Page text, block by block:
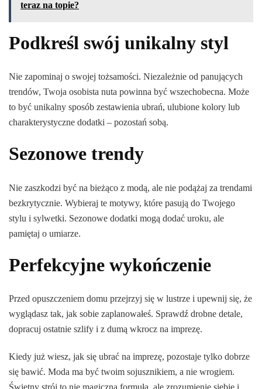
teraz na topie?
Podkreśl swój unikalny styl
Nie zapominaj o swojej tożsamości. Niezależnie od panujących
trendów, Twoja osobista nuta powinna być wszechobecna. Może
to być unikalny sposób zestawienia ubrań, ulubione kolory lub
charakterystyczne dodatki – pozostań sobą.
Sezonowe trendy
Nie zaszkodzi być na bieżąco z modą, ale nie podążaj za trendami
bezkrytycznie. Wybieraj te motywy, które pasują do Twojego
stylu i sylwetki. Sezonowe dodatki mogą dodać uroku, ale
pamiętaj o umiarze.
Perfekcyjne wykończenie
Przed opuszczeniem domu przejrzyj się w lustrze i upewnij się, że
wyglądasz tak, jak sobie zaplanowałeś. Sprawdź drobne detale,
dopracuj ostatnie szlify i z dumą wkrocz na imprezę.
Kiedy już wiesz, jak się ubrać na imprezę, pozostaje tylko dobrze
się bawić. Moda ma być twoim sojusznikiem, a nie wrogiem.